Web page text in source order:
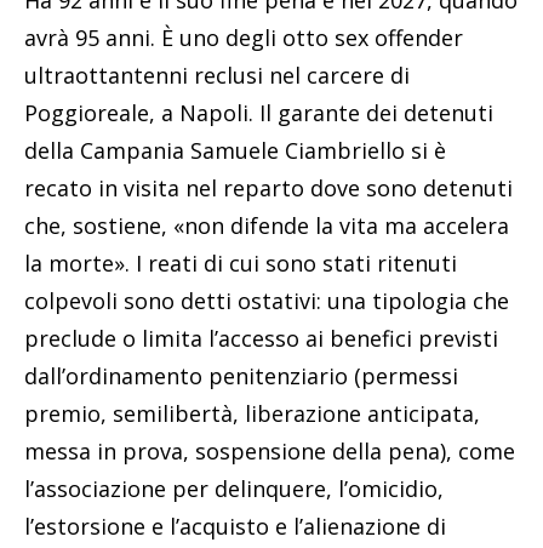
avrà 95 anni. È uno degli otto sex offender
ultraottantenni reclusi nel carcere di
Poggioreale, a Napoli. Il garante dei detenuti
della Campania Samuele Ciambriello si è
recato in visita nel reparto dove sono detenuti
che, sostiene, «non difende la vita ma accelera
la morte». I reati di cui sono stati ritenuti
colpevoli sono detti ostativi: una tipologia che
preclude o limita l’accesso ai benefici previsti
dall’ordinamento penitenziario (permessi
premio, semilibertà, liberazione anticipata,
messa in prova, sospensione della pena), come
l’associazione per delinquere, l’omicidio,
l’estorsione e l’acquisto e l’alienazione di